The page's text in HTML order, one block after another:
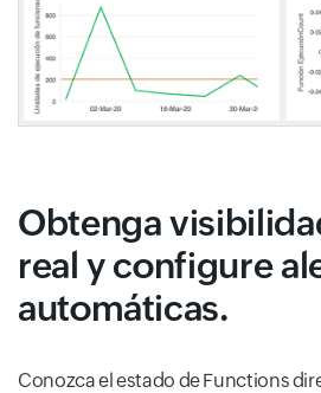
Obtenga
real y configure
automáticas.
Conozca el estado de Functions